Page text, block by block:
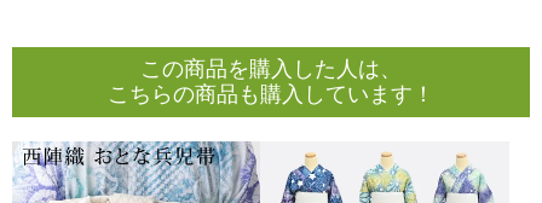
この商品を購入した人は、
こちらの商品も購入しています！